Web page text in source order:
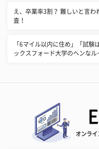
え、卒業率3割？ 難しいと言
査！
「6マイル以内に住め」「試験
ックスフォード大学のヘンなル
オンラ